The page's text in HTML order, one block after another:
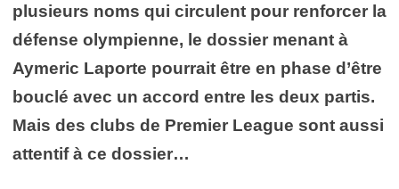
plusieurs noms qui circulent pour renforcer la
défense olympienne, le dossier menant à
Aymeric Laporte pourrait être en phase d’être
bouclé avec un accord entre les deux partis.
Mais des clubs de Premier League sont aussi
attentif à ce dossier…